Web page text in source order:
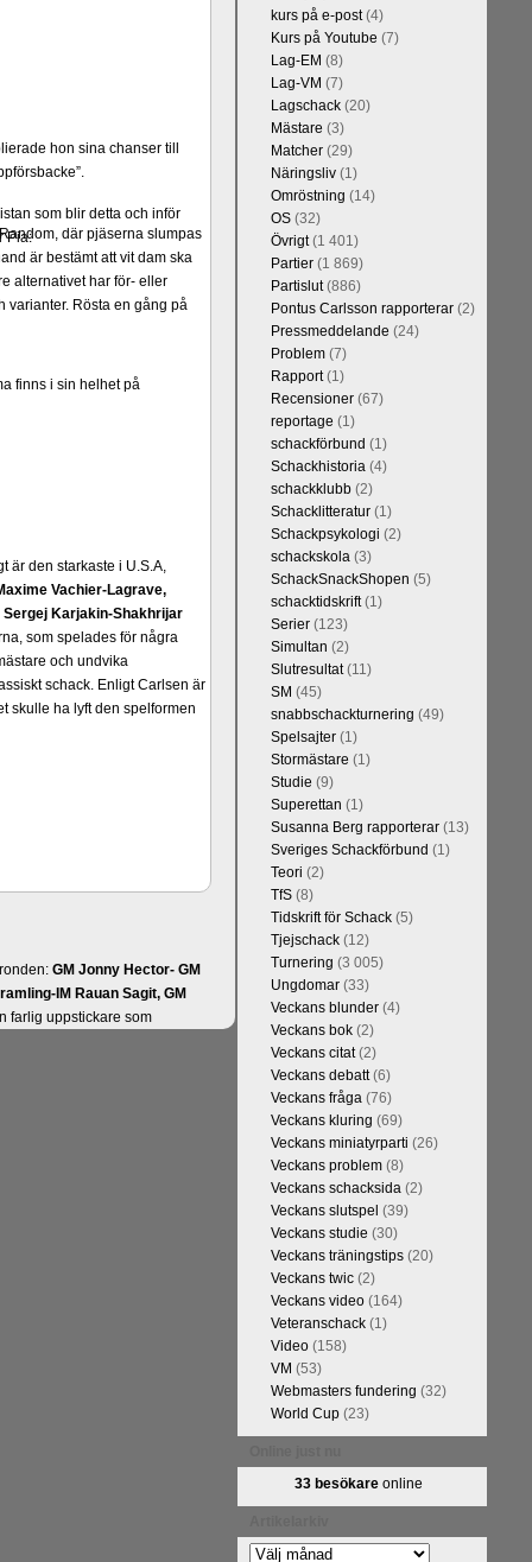
där pjäserna slumpas
är bestämt att vit dam ska
alternativet har för- eller
varianter. Rösta en gång på
är den starkaste i U.S.A,
Vachier-Lagrave,
Sergej Karjakin-Shakhrijar
som spelades för några
och undvika
schack. Enligt Carlsen är
skulle ha lyft den spelformen
GM Jonny Hector- GM
IM Rauan Sagit, GM
farlig uppstickare som
hon sina chanser till
som blir detta och inför
Pia:
finns i sin helhet på
kurs på e-post(4)
Kurs på Youtube (7)
Lag-EM (8)
Lag-VM (7)
Lagschack(20)
Mästare (3)
Matcher(29)
Näringsliv(1)
Omröstning (14)
OS(32)
Övrigt(1 401)
Partier(1 869)
Partislut(886)
Pontus Carlsson rapporterar(2)
Pressmeddelande (24)
Problem(7)
Rapport(1)
Recensioner(67)
reportage (1)
schackförbund (1)
Schackhistoria(4)
schackklubb(2)
Schacklitteratur(1)
Schackpsykologi (2)
schackskola(3)
SchackSnackShopen (5)
schacktidskrift(1)
Serier(123)
Simultan (2)
Slutresultat(11)
SM (45)
snabbschackturnering (49)
Spelsajter(1)
Stormästare (1)
Studie (9)
Superettan (1)
Susanna Berg rapporterar(13)
Sveriges Schackförbund (1)
Teori (2)
TfS(8)
Tidskrift för Schack(5)
Tjejschack(12)
Turnering (3 005)
Ungdomar(33)
Veckans blunder(4)
Veckans bok(2)
Veckans citat(2)
Veckans debatt(6)
Veckans fråga(76)
Veckans kluring (69)
Veckans miniatyrparti (26)
Veckans problem(8)
Veckans schacksida(2)
Veckans slutspel (39)
Veckans studie (30)
Veckans träningstips(20)
Veckans twic(2)
Veckans video(164)
Veteranschack(1)
Video(158)
VM (53)
Webmasters fundering (32)
World Cup(23)
33 besökareonline
Artikelarkiv